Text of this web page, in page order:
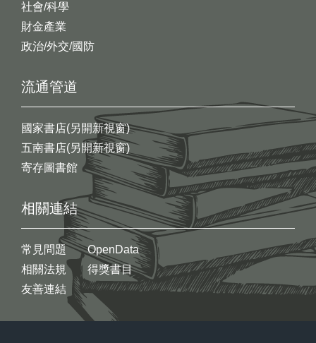
社會/科學
財金產業
政治/外交/國防
流通管道
國家書店(另開新視窗)
五南書店(另開新視窗)
寄存圖書館
相關連結
常見問題
相關法規
友善連結
OpenData
得獎書目